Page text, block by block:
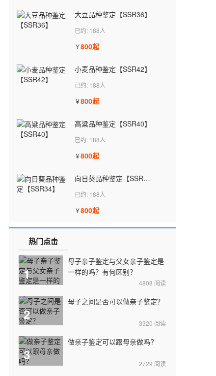
大豆品种鉴定【SSR36】
已约: 188人
￥800起
小麦品种鉴定【SSR42】
已约: 188人
￥800起
高粱品种鉴定【SSR40】
已约: 188人
￥800起
向日葵品种鉴定【SSR34】
已约: 188人
￥800起
热门点击
1
母子亲子鉴定与父女亲子鉴定是
一样的吗？有何区别？
4808 阅读
2
母子之间是否可以做亲子鉴定？
3320 阅读
3
做亲子鉴定可以跟母亲做吗?
2729 阅读